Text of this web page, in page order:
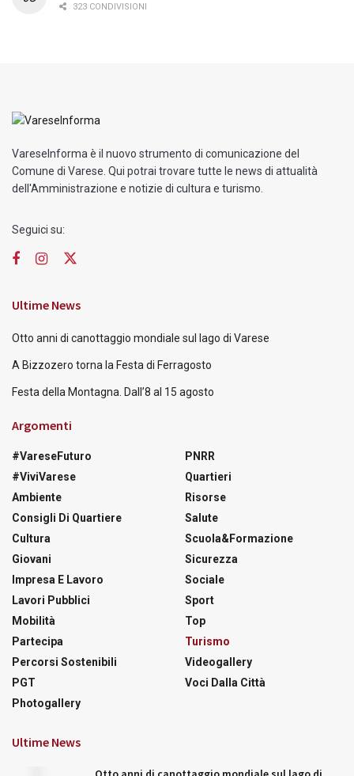
323 CONDIVISIONI
VareseInforma è il nuovo strumento di comunicazione del
Comune di Varese. Qui potrai trovare tutte le news di attualità
dell'Amministrazione e notizie di cultura e turismo.
Seguici su:
Ultime News
Otto anni di canottaggio mondiale sul lago di Varese
A Bizzozero torna la Festa di Ferragosto
Festa della Montagna. Dall’8 al 15 agosto
Argomenti
#VareseFuturo
#ViviVarese
Ambiente
Consigli Di Quartiere
Cultura
Giovani
Impresa E Lavoro
Lavori Pubblici
Mobilità
Partecipa
Percorsi Sostenibili
PGT
Photogallery
PNRR
Quartieri
Risorse
Salute
Scuola&Formazione
Sicurezza
Sociale
Sport
Top
Turismo
Videogallery
Voci Dalla Città
Ultime News